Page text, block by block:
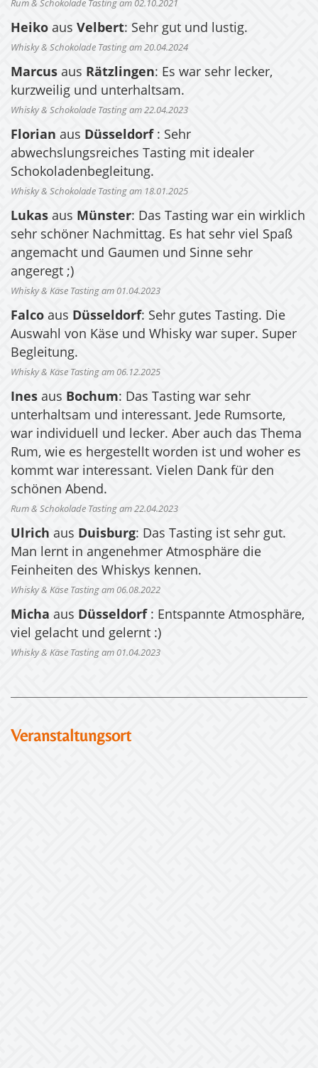
Rum & Schokolade Tasting am 02.10.2021
Heiko aus Velbert: Sehr gut und lustig.
Whisky & Schokolade Tasting am 20.04.2024
Marcus aus Rätzlingen: Es war sehr lecker,
kurzweilig und unterhaltsam.
Whisky & Schokolade Tasting am 22.04.2023
Florian aus Düsseldorf : Sehr
abwechslungsreiches Tasting mit idealer
Schokoladenbegleitung.
Whisky & Schokolade Tasting am 18.01.2025
Lukas aus Münster: Das Tasting war ein wirklich
sehr schöner Nachmittag. Es hat sehr viel Spaß
angemacht und Gaumen und Sinne sehr
angeregt ;)
Whisky & Käse Tasting am 01.04.2023
Falco aus Düsseldorf: Sehr gutes Tasting. Die
Auswahl von Käse und Whisky war super. Super
Begleitung.
Whisky & Käse Tasting am 06.12.2025
Ines aus Bochum: Das Tasting war sehr
unterhaltsam und interessant. Jede Rumsorte,
war individuell und lecker. Aber auch das Thema
Rum, wie es hergestellt worden ist und woher es
kommt war interessant. Vielen Dank für den
schönen Abend.
Rum & Schokolade Tasting am 22.04.2023
Ulrich aus Duisburg: Das Tasting ist sehr gut.
Man lernt in angenehmer Atmosphäre die
Feinheiten des Whiskys kennen.
Whisky & Käse Tasting am 06.08.2022
Micha aus Düsseldorf : Entspannte Atmosphäre,
viel gelacht und gelernt :)
Whisky & Käse Tasting am 01.04.2023
Veranstaltungsort